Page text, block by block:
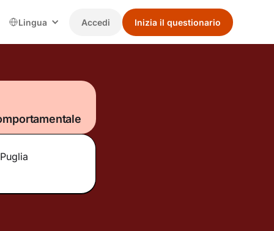
Lingua Accedi Inizia il questionario